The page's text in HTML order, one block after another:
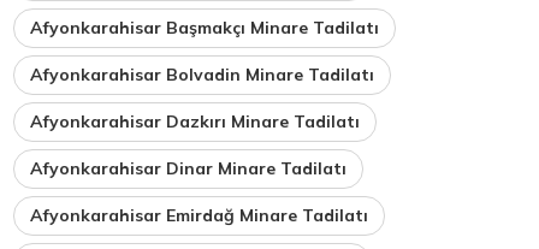
Afyonkarahisar Başmakçı Minare Tadilatı
Afyonkarahisar Bolvadin Minare Tadilatı
Afyonkarahisar Dazkırı Minare Tadilatı
Afyonkarahisar Dinar Minare Tadilatı
Afyonkarahisar Emirdağ Minare Tadilatı